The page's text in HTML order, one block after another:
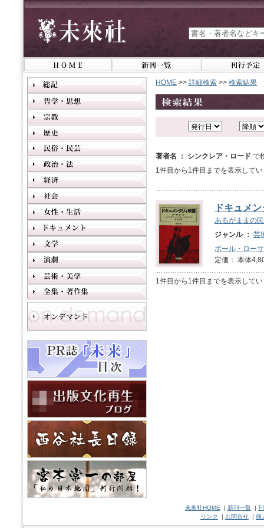
HOME >> 詳細検索 >> 検索結果
著者名 ： シンクレア・ロード で
1件目から1件目までを表示して
ドキュメ
あるがままの
ジャンル ： 芸
ポール・ローサ
定価： 本体
1件目から1件目までを表示して
未來社HOME | 新刊一覧 |
リンク
| お問合せ | 個